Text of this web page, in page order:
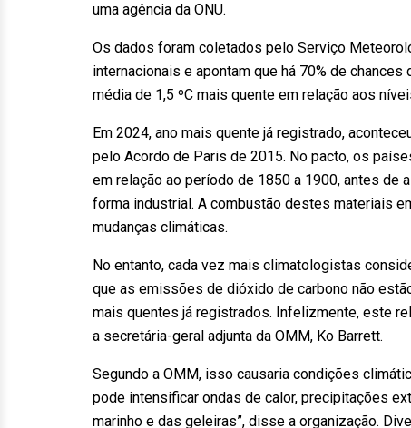
uma agência da ONU.
Os dados foram coletados pelo Serviço
internacionais e apontam que há 70% de
média de 1,5 ºC mais quente em relação aos
Em 2024, ano mais quente já registrado,
pelo Acordo de Paris de 2015. No pacto, os
em relação ao período de 1850 a 1900, antes de
forma industrial. A combustão destes materiais
mudanças climáticas.
No entanto, cada vez mais climatologistas
que as emissões de dióxido de carbono não
mais quentes já registrados. Infelizmente, este
a secretária-geral adjunta da OMM, Ko Barrett.
Segundo a OMM, isso causaria condições
pode intensificar ondas de calor, precipitações
marinho e das geleiras”, disse a organização.